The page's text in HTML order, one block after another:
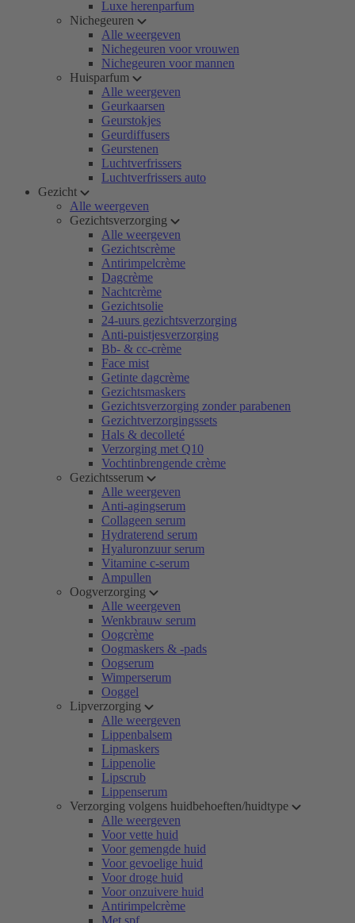
Luxe herenparfum
Nichegeuren
Alle weergeven
Nichegeuren voor vrouwen
Nichegeuren voor mannen
Huisparfum
Alle weergeven
Geurkaarsen
Geurstokjes
Geurdiffusers
Geurstenen
Luchtverfrissers
Luchtverfrissers auto
Gezicht
Alle weergeven
Gezichtsverzorging
Alle weergeven
Gezichtscrème
Antirimpelcrème
Dagcrème
Nachtcrème
Gezichtsolie
24-uurs gezichtsverzorging
Anti-puistjesverzorging
Bb- & cc-crème
Face mist
Getinte dagcrème
Gezichtsmaskers
Gezichtsverzorging zonder parabenen
Gezichtverzorgingssets
Hals & decolleté
Verzorging met Q10
Vochtinbrengende crème
Gezichtsserum
Alle weergeven
Anti-agingserum
Collageen serum
Hydraterend serum
Hyaluronzuur serum
Vitamine c-serum
Ampullen
Oogverzorging
Alle weergeven
Wenkbrauw serum
Oogcrème
Oogmaskers & -pads
Oogserum
Wimperserum
Ooggel
Lipverzorging
Alle weergeven
Lippenbalsem
Lipmaskers
Lippenolie
Lipscrub
Lippenserum
Verzorging volgens huidbehoeften/huidtype
Alle weergeven
Voor vette huid
Voor gemengde huid
Voor gevoelige huid
Voor droge huid
Voor onzuivere huid
Antirimpelcrème
Met spf